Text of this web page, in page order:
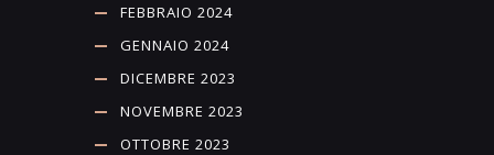
FEBBRAIO 2024
GENNAIO 2024
DICEMBRE 2023
NOVEMBRE 2023
OTTOBRE 2023